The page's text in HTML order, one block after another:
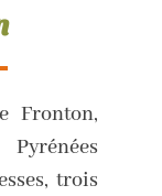
Fronton,
trois